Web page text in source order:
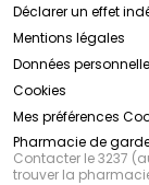
Déclarer un effet
Mentions légales
Données
Cookies
Mes préférences
Pharmacie de
Contacter le 3237
trouver la